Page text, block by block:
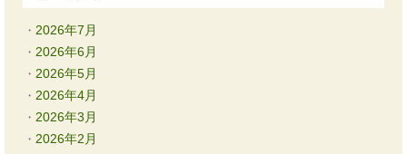
2026年7月
2026年6月
2026年5月
2026年4月
2026年3月
2026年2月